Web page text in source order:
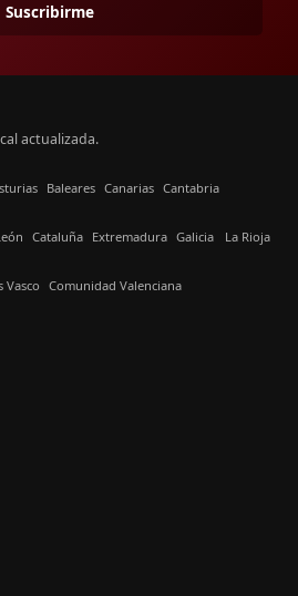
Suscribirme
actualizada.
Baleares Canarias Cantabria
Cataluña Extremadura Galicia La Rioja
Vasco Comunidad Valenciana